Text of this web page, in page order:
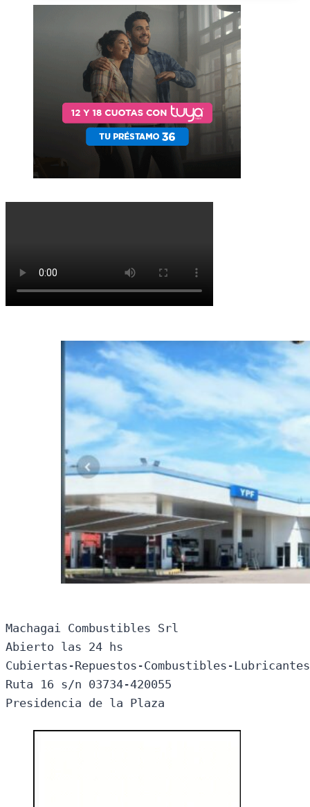
Machagai Combustibles Srl
Abierto las 24 hs
Cubiertas-Repuestos-Combustibles-
Ruta 16 s/n 03734-420055
Presidencia de la Plaza